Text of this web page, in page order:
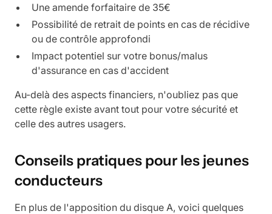
Une amende forfaitaire de 35€
Possibilité de retrait de points en cas de récidive
ou de contrôle approfondi
Impact potentiel sur votre bonus/malus
d'assurance en cas d'accident
Au-delà des aspects financiers, n'oubliez pas que
cette règle existe avant tout pour votre sécurité et
celle des autres usagers.
Conseils pratiques pour les jeunes
conducteurs
En plus de l'apposition du disque A, voici quelques